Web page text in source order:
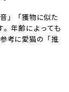
」「獲物に似た
年齢によっても
考に愛猫の「推